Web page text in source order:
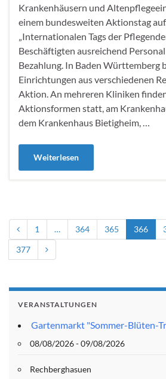
Krankenhäusern und
einem bundesweiten Aktionstag
„Internationalen Tags der
Beschäftigten ausreichend
Bezahlung. In Baden Württemberg
Einrichtungen aus verschiedenen
Aktion. An mehreren Kliniken
Aktionsformen statt, am
dem Krankenhaus Bietigheim, …
Weiterlesen
1 … 364 365 366
377
VERANSTALTUNGEN
Gartenmarkt "Sommer-Blüten-
08/08/2026 - 09/08/2026
Rechberghasuen